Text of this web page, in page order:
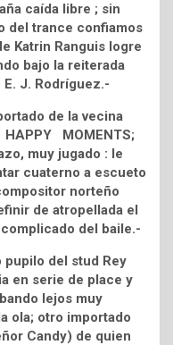
caída libre ; sin
del trance confiamos
Katrin Ranguis logre
bajo la reiterada
J. Rodríguez.-
de la vecina
MOMENTS;
muy jugado : le
cuaterno a escueto
norteño
de atropellada el
del baile.-
del stud Rey
en serie de place y
lejos muy
ola; otro importado
Candy) de quien